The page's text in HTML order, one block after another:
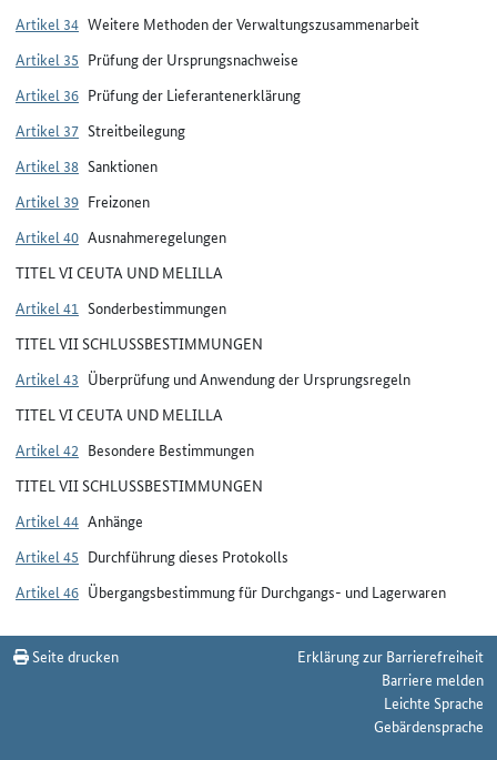
Artikel 34 Weitere Methoden der Verwaltungszusammenarbeit
Artikel 35 Prüfung der Ursprungsnachweise
Artikel 36 Prüfung der Lieferantenerklärung
Artikel 37 Streitbeilegung
Artikel 38 Sanktionen
Artikel 39 Freizonen
Artikel 40 Ausnahmeregelungen
TITEL VI CEUTA UND MELILLA
Artikel 41 Sonderbestimmungen
TITEL VII SCHLUSSBESTIMMUNGEN
Artikel 43 Überprüfung und Anwendung der Ursprungsregeln
TITEL VI CEUTA UND MELILLA
Artikel 42 Besondere Bestimmungen
TITEL VII SCHLUSSBESTIMMUNGEN
Artikel 44 Anhänge
Artikel 45 Durchführung dieses Protokolls
Artikel 46 Übergangsbestimmung für Durchgangs- und Lagerwaren
Seite drucken
Erklärung zur Barrierefreiheit
Barriere melden
Leichte Sprache
Gebärdensprache